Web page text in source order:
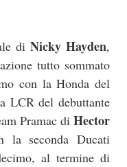
di Nicky Hayden,
tutto sommato
con la Honda del
LCR del debuttante
Pramac di Hector
la seconda Ducati
al termine di